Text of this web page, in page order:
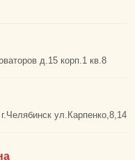
д.15 корп.1 кв.8
ул.Карпенко,8,14